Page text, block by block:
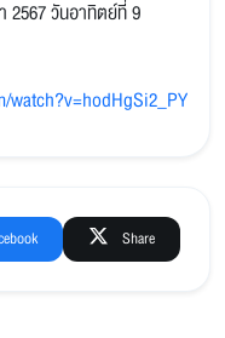
2567 วันอาทิตย์ที่ 9
watch?v=hodHgSi2_PY
Share